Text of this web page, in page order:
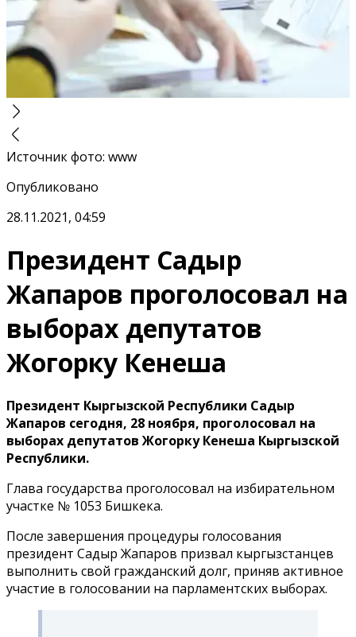
Источник фото: www
Опубликовано
28.11.2021, 04:59
Президент Садыр
Жапаров проголосовал на
выборах депутатов
Жогорку Кенеша
Президент Кыргызской Республики Садыр
Жапаров сегодня, 28 ноября, проголосовал на
выборах депутатов Жогорку Кенеша Кыргызской
Республики.
Глава государства проголосовал на избирательном
участке № 1053 Бишкека.
После завершения процедуры голосования
президент Садыр Жапаров призвал кыргызстанцев
выполнить свой гражданский долг, приняв активное
участие в голосовании на парламентских выборах.